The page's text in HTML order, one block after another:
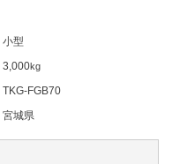
小型
3,000kg
TKG-FGB70
宮城県